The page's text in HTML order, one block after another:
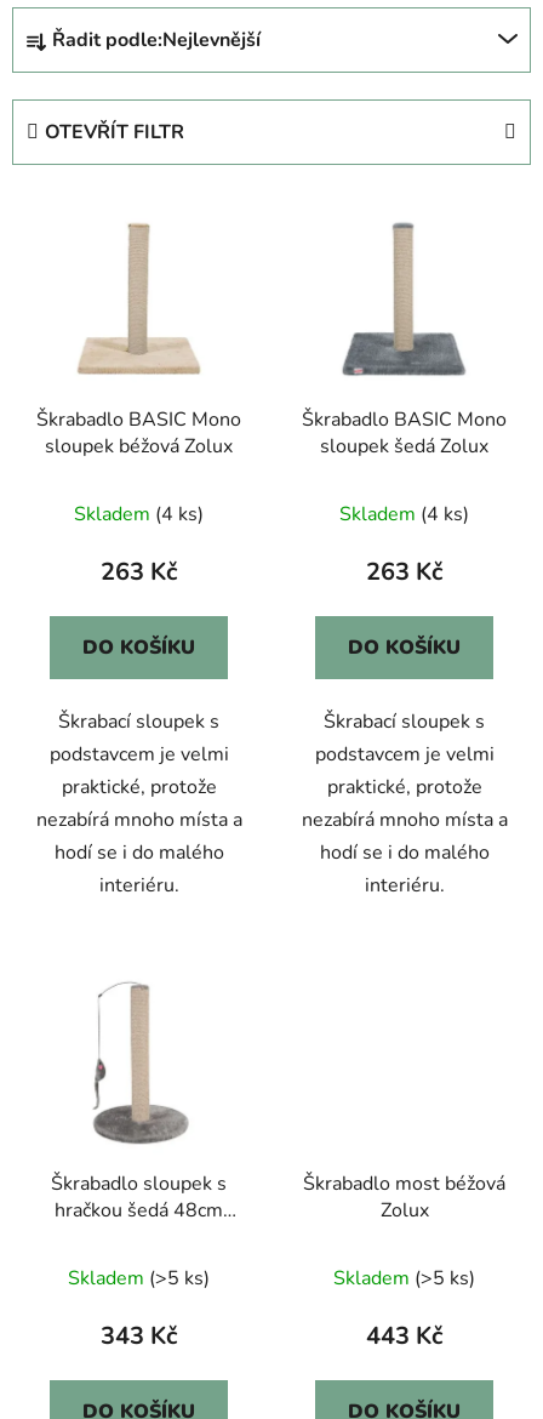
Ř
z
Řadit podle:Nejlevnější
OTEVŘÍT FILTR
Škrabadlo BASIC Mono
sloupek béžová Zolux
Skladem (4 ks)
263 Kč
DO KOŠÍKU
Škrabací sloupek s
podstavcem je velmi
praktické, protože
nezabírá mnoho místa a
hodí se i do malého
interiéru.
Škrabadlo BASIC Mono
sloupek šedá Zolux
Skladem (4 ks)
263 Kč
DO KOŠÍKU
Škrabací sloupek s
podstavcem je velmi
praktické, protože
nezabírá mnoho místa a
hodí se i do malého
interiéru.
Škrabadlo sloupek s
hračkou šedá 48cm
Skladem (>5 ks)
343 Kč
DO KOŠÍKU
Škrabadlo most béžová
Zolux
Skladem (>5 ks)
443 Kč
DO KOŠÍKU